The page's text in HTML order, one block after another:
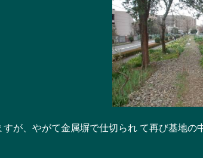
が、やがて金属塀で仕切られ て再び基地の